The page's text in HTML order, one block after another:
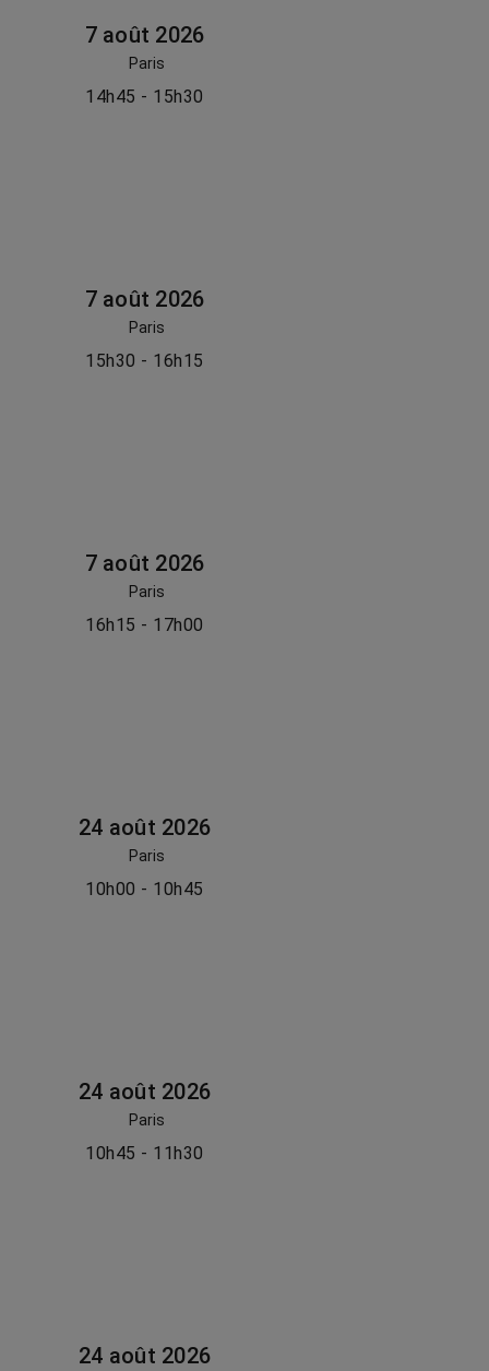
7 août 2026
Paris
14h45 - 15h30
7 août 2026
Paris
15h30 - 16h15
7 août 2026
Paris
16h15 - 17h00
24 août 2026
Paris
10h00 - 10h45
24 août 2026
Paris
10h45 - 11h30
24 août 2026